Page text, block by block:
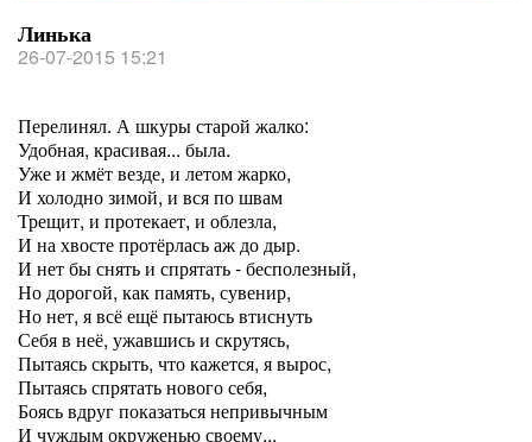
Линька
26-07-2015 15:21
Перелинял. А шкуры старой жалко:
Удобная, красивая... была.
Уже и жмёт везде, и летом жарко,
И холодно зимой, и вся по швам
Трещит, и протекает, и облезла,
И на хвосте протёрлась аж до дыр.
И нет бы снять и спрятать - бесполезный,
Но дорогой, как память, сувенир,
Но нет, я всё ещё пытаюсь втиснуть
Себя в неё, ужавшись и скрутясь,
Пытаясь скрыть, что кажется, я вырос,
Пытаясь спрятать нового себя,
Боясь вдруг показаться непривычным
И чуждым окруженью своему...